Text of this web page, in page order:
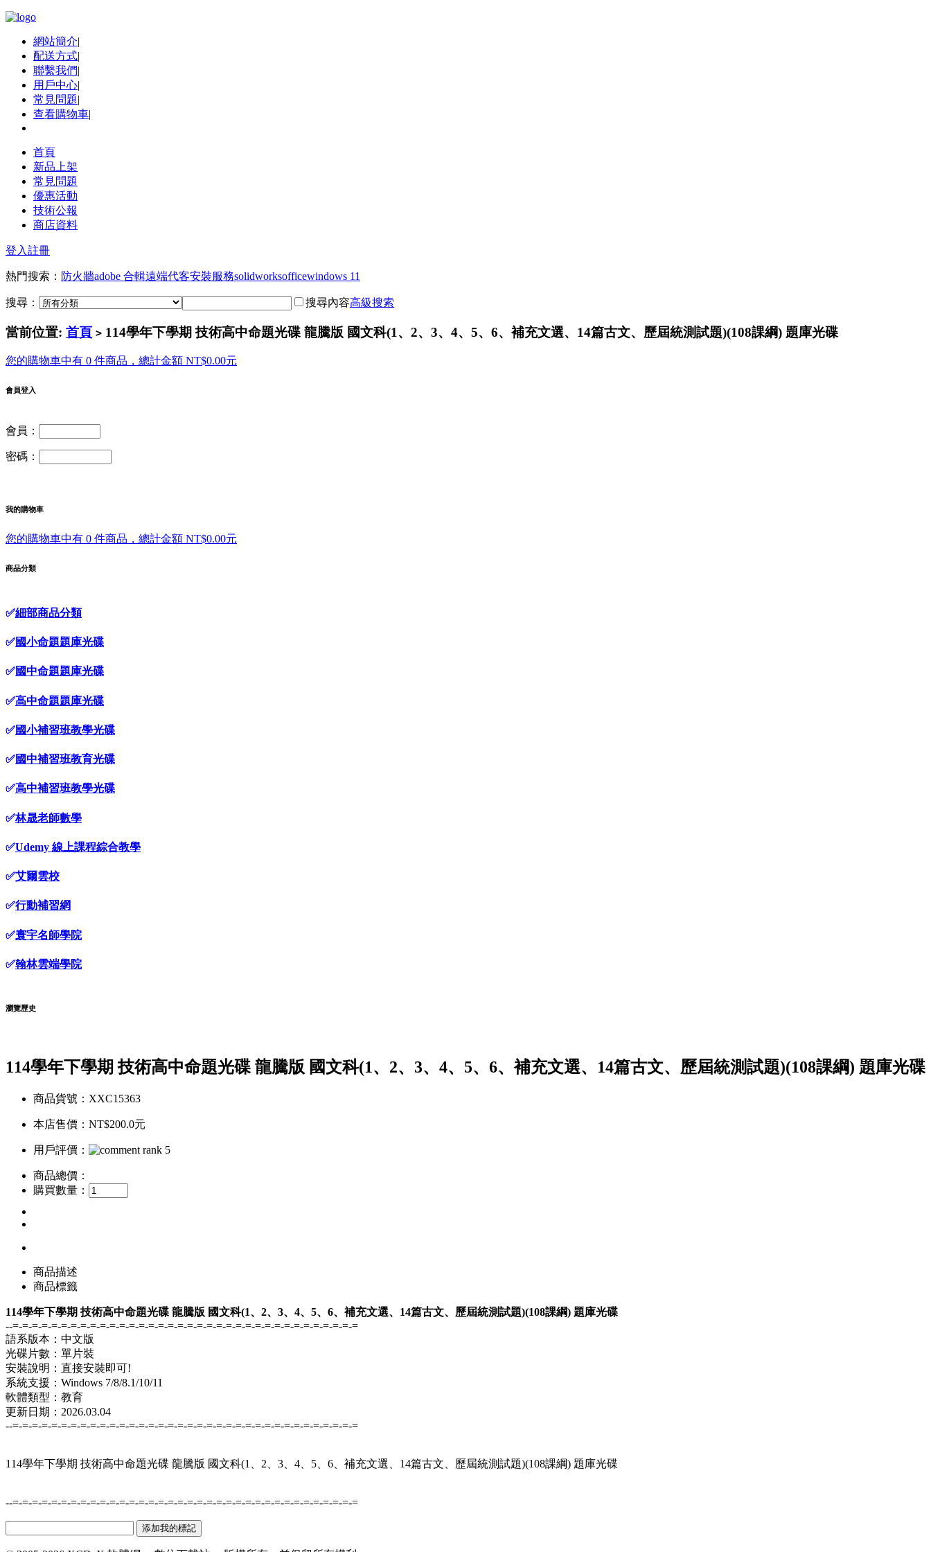
網站簡介|
配送方式|
聯繫我們|
用戶中心|
常見問題|
查看購物車|
首頁
新品上架
常見問題
優惠活動
技術公報
商店資料
登入註冊
熱門搜索： 防火牆adobe 合輯遠端代客安裝服務solidworksofficewindows 11
搜尋： 搜尋內容高級搜索
當前位置: 首頁 > 114學年下學期 技術高中命題光碟 龍騰版 國文科(1、2、3、4、5、6、補充文選、14篇古文、歷屆統測試題)(108課綱) 題庫光碟
您的購物車中有 0 件商品，總計金額 NT$0.00元
會員登入
會員：
密碼：
我的購物車
您的購物車中有 0 件商品，總計金額 NT$0.00元
商品分類
✅細部商品分類
✅國小命題題庫光碟
✅國中命題題庫光碟
✅高中命題題庫光碟
✅國小補習班教學光碟
✅國中補習班教育光碟
✅高中補習班教學光碟
✅林晟老師數學
✅Udemy 線上課程綜合教學
✅艾爾雲校
✅行動補習網
✅寰宇名師學院
✅翰林雲端學院
瀏覽歷史
114學年下學期 技術高中命題光碟 龍騰版 國文科(1、2、3、4、5、6、補充文選、14篇古文、歷屆統測試題)(108課綱) 題庫光碟
商品貨號：XXC15363
本店售價： NT$200.0元
用戶評價：
商品總價：
購買數量：
商品描述
商品標籤
114學年下學期 技術高中命題光碟 龍騰版 國文科(1、2、3、4、5、6、補充文選、14篇古文、歷屆統測試題)(108課綱) 題庫光碟
--=-=-=-=-=-=-=-=-=-=-=-=-=-=-=-=-=-=-=-=-=-=-=-=-=-=-=-=-=-=-=-=-=-=-=-=
語系版本：中文版
光碟片數：單片裝
安裝說明：直接安裝即可!
系統支援：Windows 7/8/8.1/10/11
軟體類型：教育
更新日期：2026.03.04
--=-=-=-=-=-=-=-=-=-=-=-=-=-=-=-=-=-=-=-=-=-=-=-=-=-=-=-=-=-=-=-=-=-=-=-=
114學年下學期 技術高中命題光碟 龍騰版 國文科(1、2、3、4、5、6、補充文選、14篇古文、歷屆統測試題)(108課綱) 題庫光碟
--=-=-=-=-=-=-=-=-=-=-=-=-=-=-=-=-=-=-=-=-=-=-=-=-=-=-=-=-=-=-=-=-=-=-=-=